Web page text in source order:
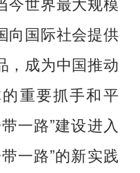
向国际社会提供
，成为中国推动
重要抓手和平
一路”建设进入
一路”的新实践